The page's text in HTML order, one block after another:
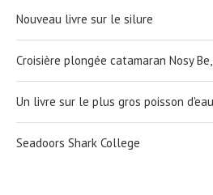
Nouveau livre sur le silure
Croisière plongée catamaran Nosy
Un livre sur le plus gros poisson
Seadoors Shark College